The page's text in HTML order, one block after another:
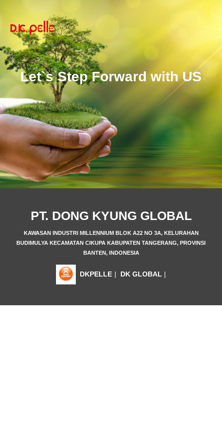
Let`s Step Forward with US
PT. DONG KYUNG GLOBAL
KAWASAN INDUSTRI MILLENNIUM BLOK A22 NO 3A, KELURAHAN
BUDIMULYA KECAMATAN CIKUPA KABUPATEN TANGERANG, PROVINSI
BANTEN, INDONESIA
DKPELLE | DK GLOBAL |